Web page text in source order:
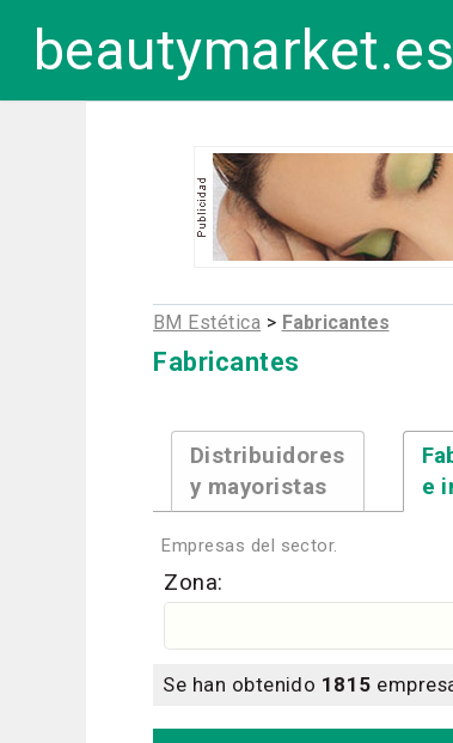
beautymarket.es
BM Estética > Fabricantes
Fabricantes
Distribuidores
y mayoristas
e
Empresas del sector.
Zona:
Se han obtenido 1815